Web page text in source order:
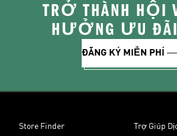
TRỞ THÀNH HỘI
HƯỞNG ƯU
ĐĂNG KÝ MIỄN PHÍ
Store Finder Trợ Giúp